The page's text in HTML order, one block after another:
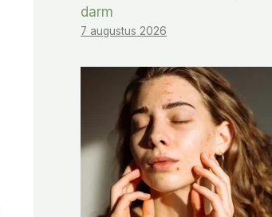
darm
7 augustus 2026